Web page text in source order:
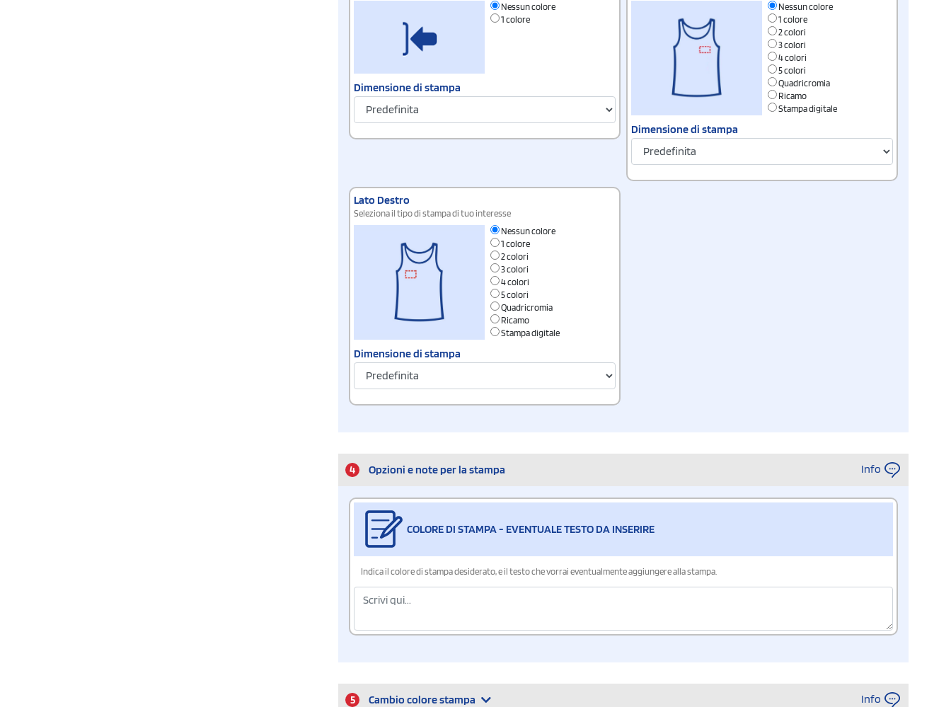
Nessun colore
1 colore
Dimensione di stampa
Nessun colore
1 colore
2 colori
3 colori
4 colori
5 colori
Quadricromia
Ricamo
Stampa digitale
Dimensione di stampa
Lato Destro
Seleziona il tipo di stampa di tuo interesse
Nessun colore
1 colore
2 colori
3 colori
4 colori
5 colori
Quadricromia
Ricamo
Stampa digitale
Dimensione di stampa
4 Opzioni e note per la stampa Info
COLORE DI STAMPA - EVENTUALE TESTO DA INSERIRE
Indica il colore di stampa desiderato, e il testo che vorrai eventualmente aggiungere alla stampa.
5 Cambio colore stampa Info